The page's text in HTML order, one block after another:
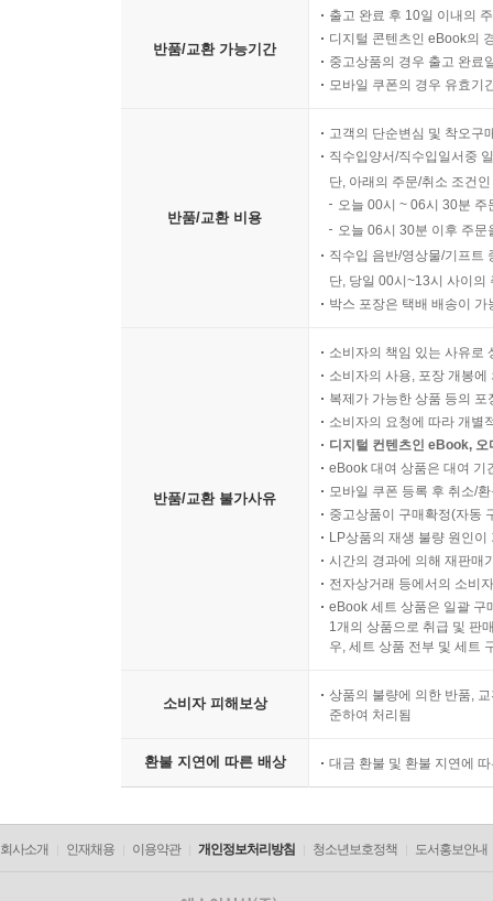
반품/교환 가능기간
출고 완료 후 10일 이내의
디지털 콘텐츠인 eBook의
중고상품의 경우 출고 완료
모바일 쿠폰의 경우 유효기
반품/교환 비용
고객의 단순변심 및 착오구
직수입양서/직수입일서중
단, 아래의 주문/취소 조건
오늘 00시 ~ 06시 30분
오늘 06시 30분 이후 주
직수입 음반/영상물/기프트
단, 당일 00시~13시 사이의
박스 포장은 택배 배송이
반품/교환 불가사유
소비자의 책임 있는 사유로
소비자의 사용, 포장 개봉
복제가 가능한 상품 등의
소비자의 요청에 따라 개별
디지털 컨텐츠인 eBook,
eBook 대여 상품은 대여 기
모바일 쿠폰 등록 후 취소/
중고상품이 구매확정(자동
LP상품의 재생 불량 원인
시간의 경과에 의해 재판매
전자상거래 등에서의 소비
eBook 세트 상품은 일괄 구
1개의 상품으로 취급 및 판
우, 세트 상품 전부 및 세트
소비자 피해보상
상품의 불량에 의한 반품,
준하여 처리됨
환불 지연에 따른 배상 대금 환불 및 환불 지연에
회사소개 인재채용 이용약관 개인정보처리방침 청소년보호정책 도서홍보안내